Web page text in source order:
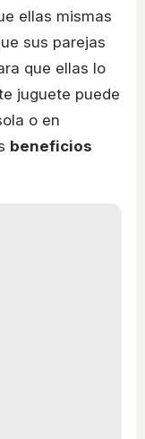
ellas mismas
sus parejas
que ellas lo
juguete puede
o en
beneficios